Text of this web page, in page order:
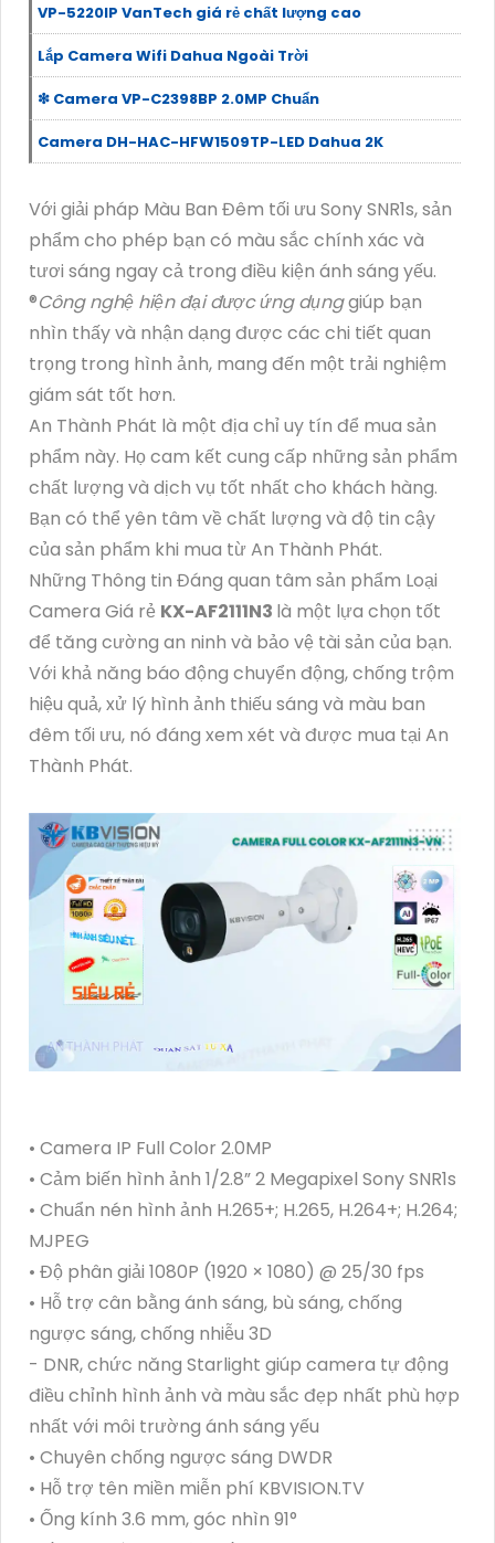
VP-5220IP VanTech giá rẻ chất lượng cao
Lắp Camera Wifi Dahua Ngoài Trời
❇ Camera VP-C2398BP 2.0MP Chuẩn
Camera DH-HAC-HFW1509TP-LED Dahua 2K
Với giải pháp Màu Ban Đêm tối ưu Sony SNR1s, sản
phẩm cho phép bạn có màu sắc chính xác và
tươi sáng ngay cả trong điều kiện ánh sáng yếu.
®️Công nghệ hiện đại được ứng dụnggiúp bạn
nhìn thấy và nhận dạng được các chi tiết quan
trọng trong hình ảnh, mang đến một trải nghiệm
giám sát tốt hơn.
An Thành Phát là một địa chỉ uy tín để mua sản
phẩm này. Họ cam kết cung cấp những sản phẩm
chất lượng và dịch vụ tốt nhất cho khách hàng.
Bạn có thể yên tâm về chất lượng và độ tin cậy
của sản phẩm khi mua từ An Thành Phát.
Những Thông tin Đáng quan tâm sản phẩm Loại
Camera Giá rẻ KX-AF2111N3 là một lựa chọn tốt
để tăng cường an ninh và bảo vệ tài sản của bạn.
Với khả năng báo động chuyển động, chống trộm
hiệu quả, xử lý hình ảnh thiếu sáng và màu ban
đêm tối ưu, nó đáng xem xét và được mua tại An
Thành Phát.
• Camera IP Full Color 2.0MP
• Cảm biến hình ảnh 1/2.8” 2 Megapixel Sony SNR1s
• Chuẩn nén hình ảnh H.265+; H.265, H.264+; H.264;
MJPEG
• Độ phân giải 1080P (1920 × 1080) @ 25/30 fps
• Hỗ trợ cân bằng ánh sáng, bù sáng, chống
ngược sáng, chống nhiễu 3D
- DNR, chức năng Starlight giúp camera tự động
điều chỉnh hình ảnh và màu sắc đẹp nhất phù hợp
nhất với môi trường ánh sáng yếu
• Chuyên chống ngược sáng DWDR
• Hỗ trợ tên miền miễn phí KBVISION.TV
• Ống kính 3.6 mm, góc nhìn 91°